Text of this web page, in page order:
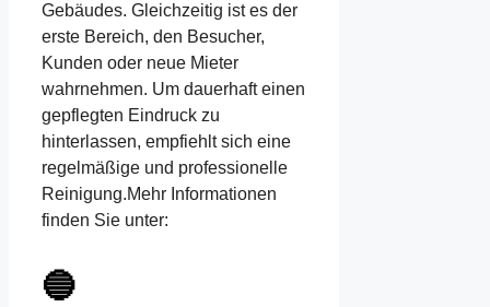
Gebäudes. Gleichzeitig ist es der
erste Bereich, den Besucher,
Kunden oder neue Mieter
wahrnehmen. Um dauerhaft einen
gepflegten Eindruck zu
hinterlassen, empfiehlt sich eine
regelmäßige und professionelle
Reinigung.Mehr Informationen
finden Sie unter:
🔵